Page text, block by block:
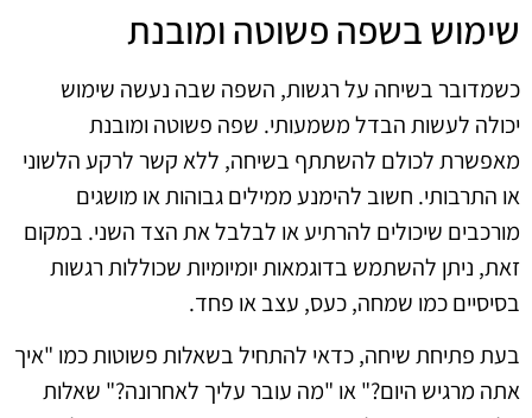
שימוש בשפה פשוטה ומובנת
כשמדובר בשיחה על רגשות, השפה שבה נעשה שימוש
יכולה לעשות הבדל משמעותי. שפה פשוטה ומובנת
מאפשרת לכולם להשתתף בשיחה, ללא קשר לרקע הלשוני
או התרבותי. חשוב להימנע ממילים גבוהות או מושגים
מורכבים שיכולים להרתיע או לבלבל את הצד השני. במקום
זאת, ניתן להשתמש בדוגמאות יומיומיות שכוללות רגשות
בסיסיים כמו שמחה, כעס, עצב או פחד.
בעת פתיחת שיחה, כדאי להתחיל בשאלות פשוטות כמו "איך
אתה מרגיש היום?" או "מה עובר עליך לאחרונה?" שאלות